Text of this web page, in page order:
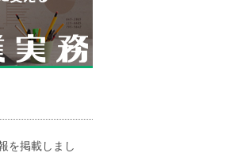
を掲載しまし